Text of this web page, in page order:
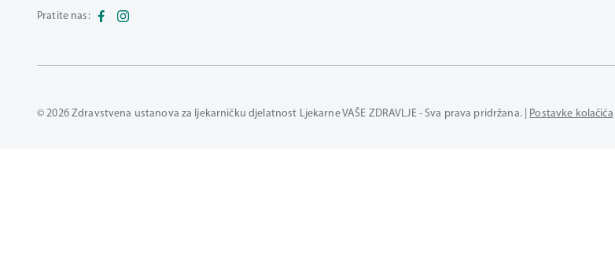
Pratite nas:
© 2026 Zdravstvena ustanova za ljekarničku djelatnost Ljekarne VAŠE ZDRAVLJE - Sva prava pridržana. | Postavke kolačića